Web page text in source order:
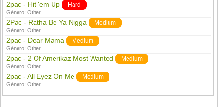
2pac - Hit 'em Up Hard
Género:Other
2Pac - Ratha Be Ya Nigga Medium
Género:Other
2pac - Dear Mama Medium
Género:Other
2pac - 2 Of Amerikaz Most Wanted Medium
Género:Other
2pac - All Eyez On Me Medium
Género:Other